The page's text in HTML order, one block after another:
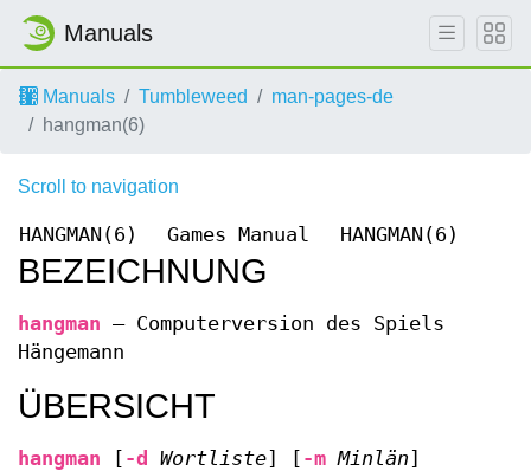
Manuals
Manuals Tumbleweed
man-pages-de
hangman(6)
Scroll to navigation
HANGMAN(6) Games Manual HANGMAN(6)
BEZEICHNUNG
hangman — Computerversion des Spiels
Hängemann
ÜBERSICHT
hangman [ -d Wortliste] [ -m Minlän]